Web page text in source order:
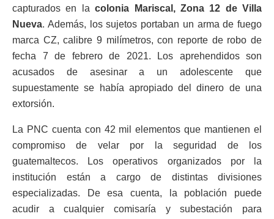
capturados en la colonia Mariscal, Zona 12 de Villa
Nueva. Además, los sujetos portaban un arma de fuego
marca CZ, calibre 9 milímetros, con reporte de robo de
fecha 7 de febrero de 2021. Los aprehendidos son
acusados de asesinar a un adolescente que
supuestamente se había apropiado del dinero de una
extorsión.
La PNC cuenta con 42 mil elementos que mantienen el
compromiso de velar por la seguridad de los
guatemaltecos. Los operativos organizados por la
institución están a cargo de distintas divisiones
especializadas. De esa cuenta, la población puede
acudir a cualquier comisaría y subestación para